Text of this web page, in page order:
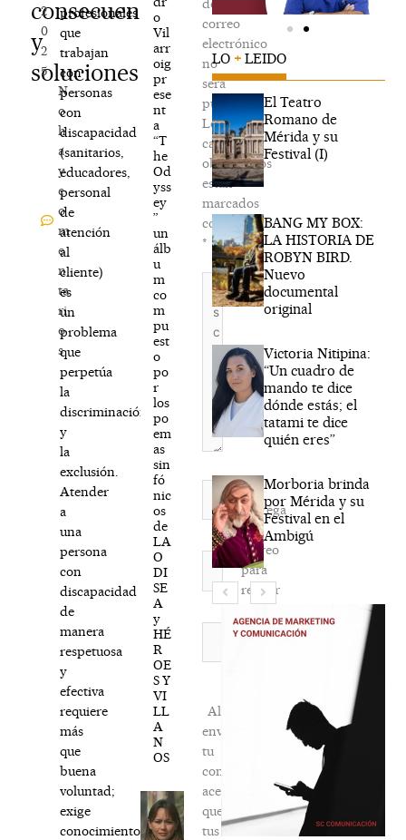
consecuencias
y
soluciones
2
0
2
5
N
o
h
a
y
c
o
m
e
n
ta
ri
o
s
profesionales
que
trabajan
con
personas
con
discapacidad
(sanitarios,
educadores,
personal
de
atención
al
cliente)
es
un
problema
que
perpetúa
la
discriminación
y
la
exclusión.
Atender
a
una
persona
con
discapacidad
de
manera
respetuosa
y
efectiva
requiere
más
que
buena
voluntad;
exige
conocimientos
o
Vil
arr
oig
pr
ese
nt
a
“T
he
Od
yss
ey
”
un
álb
u
m
co
m
pu
est
o
po
r
los
po
em
as
sin
fó
nic
os
de
LA
O
DI
SE
A
y
HÉ
R
OE
S Y
VI
LL
A
N
OS
de
correo
electrónico
no
será
publicada.
Los
campos
obligatorios
están
marcados
con
*
Escribe
aquí...
Nombre*
Correo
electrónico*
Agréga
mi
correo
para
recibir
la
newsletter
Al
enviar
tu
comentario,
aceptas
que
tus
LO + LEIDO
El Teatro
Romano de
Mérida y su
Festival (I)
BANG MY BOX:
LA HISTORIA DE
ROBYN BIRD.
Nuevo
documental
original
Victoria Nitipina:
“Un cuadro de
mando te dice
dónde estás; el
tatami te dice
quién eres”
Morboria brinda
por Mérida y su
Festival en el
Ambigú